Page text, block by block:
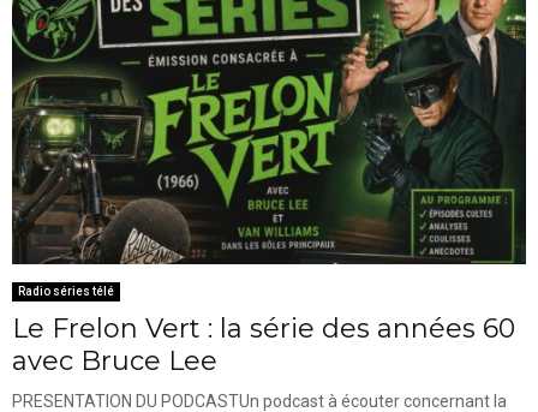
Radio séries télé
Le Frelon Vert : la série des années 60
avec Bruce Lee
PRESENTATION DU PODCASTUn podcast à écouter concernant la